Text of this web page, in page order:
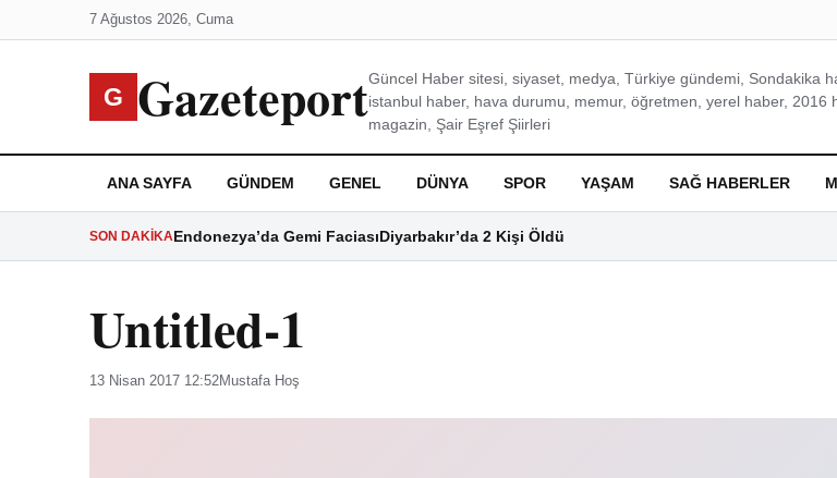
7 Ağustos 2026, Cuma
G GazeteportGüncel Haber sitesi, siyaset, medya, Türkiye gündemi, Sondakika
istanbul haber, hava durumu, memur, öğretmen, yerel haber, 2016
magazin, Şair Eşref Şiirleri
ANA SAYFA GÜNDEM GENEL DÜNYA SPOR YAŞAM SAĞ HABERLER
SON DAKIKAEndonezya’da Gemi FaciasıDiyarbakır’da 2 Kişi Öldü
Untitled-1
13 Nisan 2017 12:52Mustafa Hoş